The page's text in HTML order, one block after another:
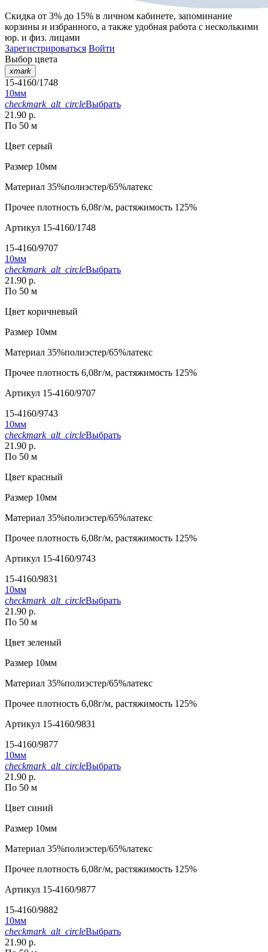
Скидка от 3% до 15% в личном кабинете, запоминание
корзины и избранного, а также удобная работа с несколькими
юр. и физ. лицами
Зарегистрироваться Войти
Выбор цвета
xmark
15-4160/1748
10мм
checkmark_alt_circleВыбрать
21.90 р.
По 50 м
Цвет серый
Размер 10мм
Материал 35%полиэстер/65%латекс
Прочее плотность 6,08г/м, растяжимость 125%
Артикул 15-4160/1748
15-4160/9707
10мм
checkmark_alt_circleВыбрать
21.90 р.
По 50 м
Цвет коричневый
Размер 10мм
Материал 35%полиэстер/65%латекс
Прочее плотность 6,08г/м, растяжимость 125%
Артикул 15-4160/9707
15-4160/9743
10мм
checkmark_alt_circleВыбрать
21.90 р.
По 50 м
Цвет красный
Размер 10мм
Материал 35%полиэстер/65%латекс
Прочее плотность 6,08г/м, растяжимость 125%
Артикул 15-4160/9743
15-4160/9831
10мм
checkmark_alt_circleВыбрать
21.90 р.
По 50 м
Цвет зеленый
Размер 10мм
Материал 35%полиэстер/65%латекс
Прочее плотность 6,08г/м, растяжимость 125%
Артикул 15-4160/9831
15-4160/9877
10мм
checkmark_alt_circleВыбрать
21.90 р.
По 50 м
Цвет синий
Размер 10мм
Материал 35%полиэстер/65%латекс
Прочее плотность 6,08г/м, растяжимость 125%
Артикул 15-4160/9877
15-4160/9882
10мм
checkmark_alt_circleВыбрать
21.90 р.